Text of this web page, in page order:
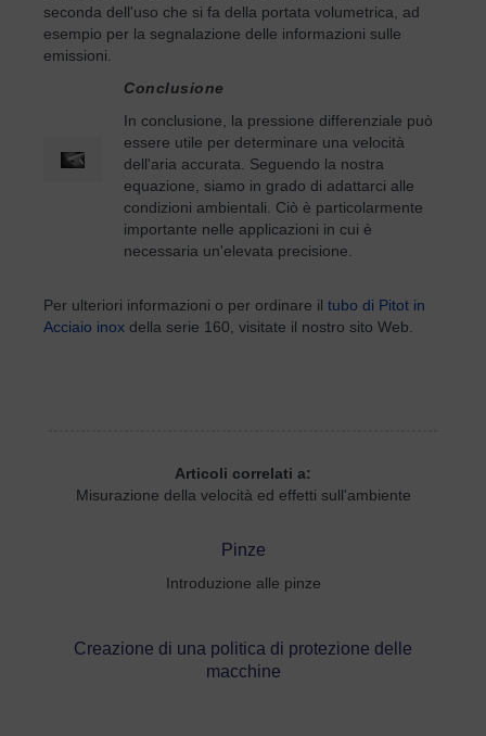
seconda dell'uso che si fa della portata volumetrica, ad
esempio per la segnalazione delle informazioni sulle
emissioni.
Conclusione
In conclusione, la pressione differenziale può
essere utile per determinare una velocità
dell'aria accurata. Seguendo la nostra
equazione, siamo in grado di adattarci alle
condizioni ambientali. Ciò è particolarmente
importante nelle applicazioni in cui è
necessaria un'elevata precisione.
Per ulteriori informazioni o per ordinare il tubo di Pitot in
Acciaio inox della serie 160, visitate il nostro sito Web.
Articoli correlati a:
Misurazione della velocità ed effetti sull'ambiente
Pinze
Introduzione alle pinze
Creazione di una politica di protezione delle
macchine